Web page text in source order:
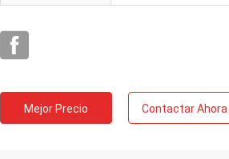
Mejor Precio Contactar Ahora